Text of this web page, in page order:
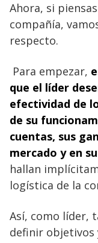
Ahora, si
compañía,
respecto.
Para empezar,
que el líder
efectividad de
de su
cuentas, sus
mercado y en
hallan
logística de la
Así, como líder,
definir objetivos